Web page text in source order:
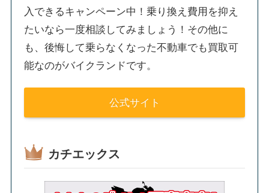
入できるキャンペーン中！乗り換え費用を抑え
たいなら一度相談してみましょう！その他に
も、後悔して乗らなくなった不動車でも買取可
能なのがバイクランドです。
公式サイト
カチエックス